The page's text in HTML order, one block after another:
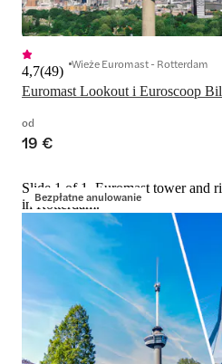
Euromast Lookout i Euroscoop
4,7(49) Wieże Euromast - Rotterdam
od
19 €
Bezpłatne anulowanie
Slide 1 of 1, Euromast tower and
in Rotterdam.